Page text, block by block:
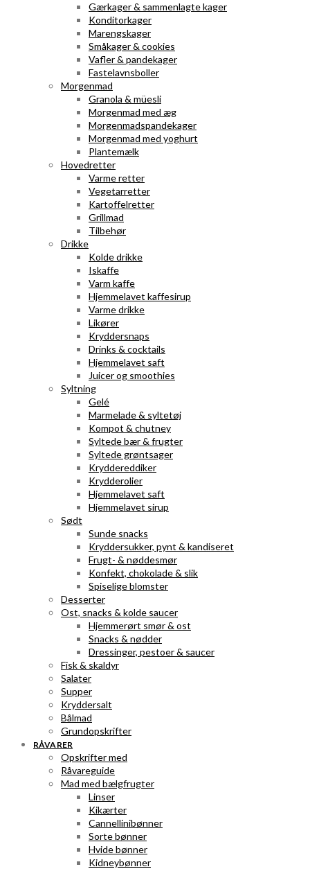
Gærkager & sammenlagte kager
Konditorkager
Marengskager
Småkager & cookies
Vafler & pandekager
Fastelavnsboller
Morgenmad
Granola & müesli
Morgenmad med æg
Morgenmadspandekager
Morgenmad med yoghurt
Plantemælk
Hovedretter
Varme retter
Vegetarretter
Kartoffelretter
Grillmad
Tilbehør
Drikke
Kolde drikke
Iskaffe
Varm kaffe
Hjemmelavet kaffesirup
Varme drikke
Likører
Kryddersnaps
Drinks & cocktails
Hjemmelavet saft
Juicer og smoothies
Syltning
Gelé
Marmelade & syltetøj
Kompot & chutney
Syltede bær & frugter
Syltede grøntsager
Kryddereddiker
Krydderolier
Hjemmelavet saft
Hjemmelavet sirup
Sødt
Sunde snacks
Kryddersukker, pynt & kandiseret
Frugt- & nøddesmør
Konfekt, chokolade & slik
Spiselige blomster
Desserter
Ost, snacks & kolde saucer
Hjemmerørt smør & ost
Snacks & nødder
Dressinger, pestoer & saucer
Fisk & skaldyr
Salater
Supper
Kryddersalt
Bålmad
Grundopskrifter
RÅVARER
Opskrifter med
Råvareguide
Mad med bælgfrugter
Linser
Kikærter
Cannellinibønner
Sorte bønner
Hvide bønner
Kidneybønner